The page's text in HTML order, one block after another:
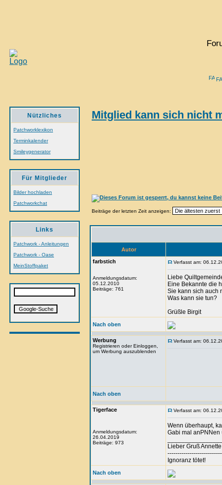
Nützliches
Patchworklexikon
Terminkalender
Smileygenerator
Für Mitglieder
Bilder hochladen
Patchworkchat
Links
Patchwork - Anleitungen
Patchwork - Oase
MeinStoffpaket
Mitglied kann sich nicht
Beiträge der letzten Zeit anzeigen:
Autor
farbstich
Anmeldungsdatum:
05.12.2010
Beiträge: 761
Verfasst am:
Liebe
Eine Bekannte die
Sie kann sich auch
Was kann sie tun?
Grüßle Birgit
Nach oben
Werbung
Registrieren oder Einloggen,
um Werbung auszublenden
Verfasst am:
Nach oben
Tigerface
Anmeldungsdatum:
26.04.2019
Beiträge: 973
Verfasst am:
Wenn überhaupt,
Gabi mal
Lieber Gruß Annette
Ignoranz tötet!
Nach oben